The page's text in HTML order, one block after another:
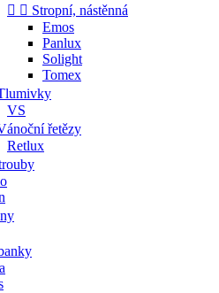
  Stropní, nástěnná
Emos
Panlux
Solight
Tomex
VS
řetězy
Retlux